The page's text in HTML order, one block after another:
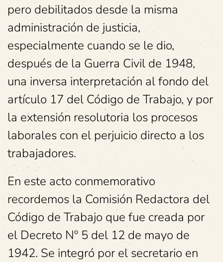
pero debilitados desde la misma
administración de justicia,
especialmente cuando se le dio,
después de la Guerra Civil de 1948,
una inversa interpretación al fondo del
artículo 17 del Código de Trabajo, y por
la extensión resolutoria los procesos
laborales con el perjuicio directo a los
trabajadores.
En este acto conmemorativo
recordemos la Comisión Redactora del
Código de Trabajo que fue creada por
el Decreto Nº 5 del 12 de mayo de
1942. Se integró por el secretario en